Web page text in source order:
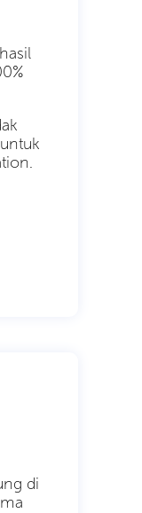
di